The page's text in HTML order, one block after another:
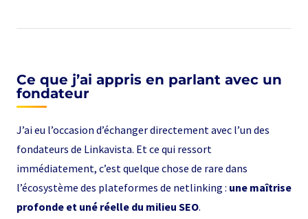
Ce que j’ai appris en parlant avec un
fondateur
J’ai eu l’occasion d’échanger directement avec l’un des
fondateurs de Linkavista. Et ce qui ressort
immédiatement, c’est quelque chose de rare dans
l’écosystème des plateformes de netlinking : une maîtrise
profonde et uné réelle du milieu SEO.